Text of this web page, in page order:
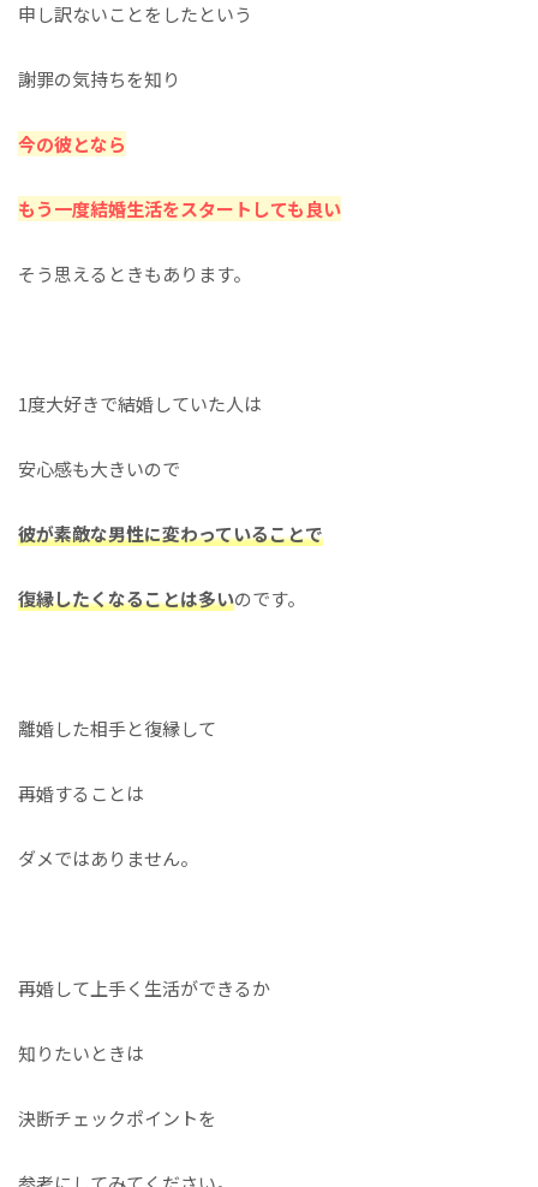
申し訳ないことをしたという
謝罪の気持ちを知り
今の彼となら
もう一度結婚生活をスタートしても良い
そう思えるときもあります。
1度大好きで結婚していた人は
安心感も大きいので
彼が素敵な男性に変わっていることで
復縁したくなることは多いのです。
離婚した相手と復縁して
再婚することは
ダメではありません。
再婚して上手く生活ができるか
知りたいときは
決断チェックポイントを